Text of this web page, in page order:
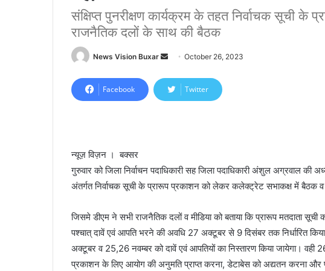
संक्षिप्त पुनरीक्षण कार्यक्रम के तहत निर्वाचक सूची के
राजनैतिक दलों के साथ की बैठक
News Vision Buxar
n
d
a
i
October 26, 2023
Facebook Twitter
न्यूज़ विज़न । बक्सर
गुरुवार को जिला निर्वाचन पदाधिकारी सह जिला पदाधिकारी अंशुल अग्रवाल की
अंतर्गत निर्वाचक सूची के प्रारूप प्रकाशन को लेकर कलेक्ट्रेट सभाकक्ष में बैठक व
जिसमे डीएम ने सभी राजनैतिक दलों व मीडिया को बताया कि प्रारूप मतदाता
पश्चात् दावें एवं आपति भरने की अवधि 27 अक्टूबर से 9 दिसंबर तक निर्धारित
अक्टूबर व 25,26 नवम्बर को दावें एवं आपतियों का निस्तारण किया जायेगा। वही
प्रकाशन के लिए आयोग की अनुमति प्राप्त करना, डेटाबेस को अद्यतन करना और